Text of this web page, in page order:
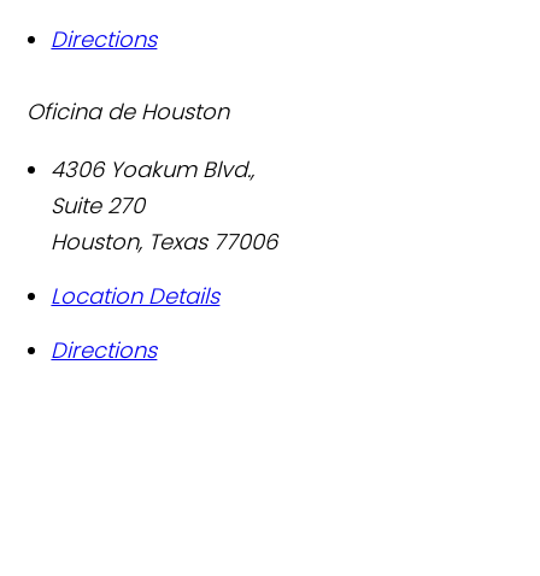
Directions
Oficina de Houston
4306 Yoakum Blvd.,
Suite 270
Houston, Texas 77006
Location Details
Directions